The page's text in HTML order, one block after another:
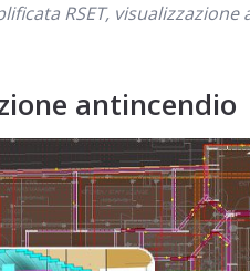
RSET,
antincendio